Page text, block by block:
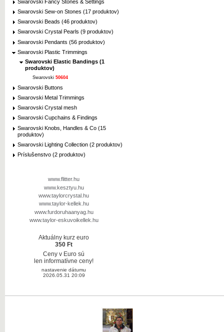
Swarovski Fancy Stones & Settings
Swarovski Sew-on Stones (17 produktov)
Swarovski Beads (46 produktov)
Swarovski Crystal Pearls (9 produktov)
Swarovski Pendants (56 produktov)
Swarovski Plastic Trimmings
Swarovski Elastic Bandings (1
produktov)
Swarovski 50604
Swarovski Buttons
Swarovski Metal Trimmings
Swarovski Crystal mesh
Swarovski Cupchains & Findings
Swarovski Knobs, Handles & Co (15
produktov)
Swarovski Lighting Collection (2 produktov)
Príslušenstvo (2 produktov)
www.flitter.hu
www.kesztyu.hu
www.taylorcrystal.hu
www.taylor-kellek.hu
www.furdoruhaanyag.hu
www.taylor-eskuvoikellek.hu
Aktuálny kurz euro
350 Ft
Ceny v Euro sú
len informatívne ceny!
nastavenie dátumu
2026.05.31 20:09